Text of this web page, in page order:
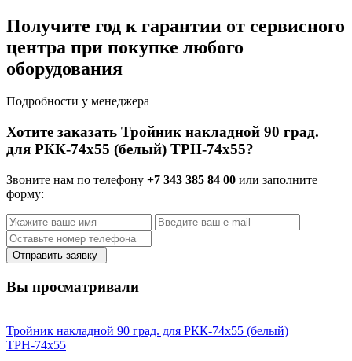
Получите год к гарантии от сервисного
центра при покупке любого
оборудования
Подробности у менеджера
Хотите заказать Тройник накладной 90 град.
для РКК-74х55 (белый) ТРН-74х55?
Звоните нам по телефону +7 343 385 84 00 или заполните
форму:
Отправить заявку
Вы просматривали
Тройник накладной 90 град. для РКК-74х55 (белый)
ТРН-74х55